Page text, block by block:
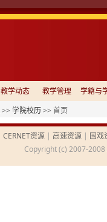
教学动态 教学管理 学籍与
>> 学院校历>> 首页
CERNET资源 | 高速资源 | 国戏
Copyright (c) 2007-2008